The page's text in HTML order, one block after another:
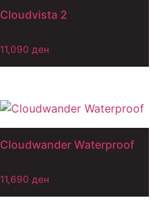
Cloudvista 2
11,090 ден
Cloudwander Waterproof
11,690 ден